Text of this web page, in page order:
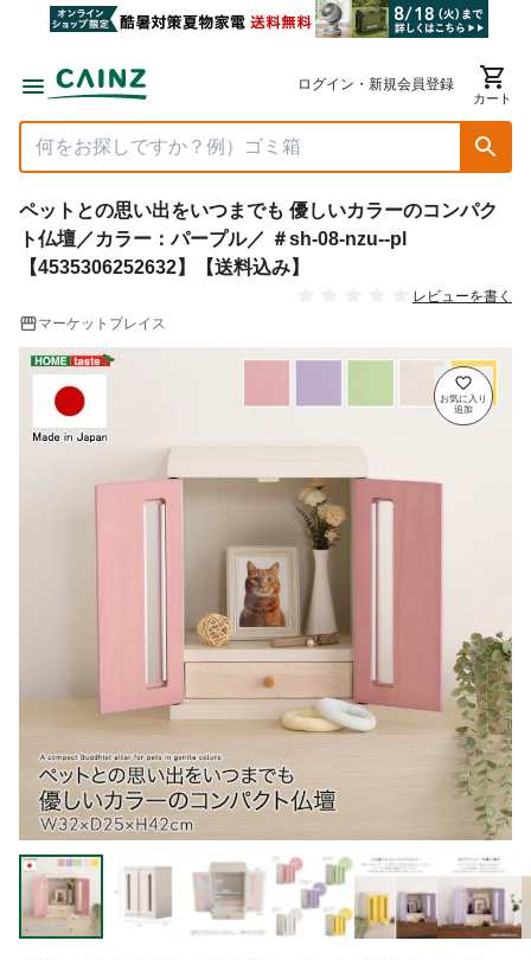
ログイン・新規会員登録
カート
ペットとの思い出をいつまでも 優しいカラーのコンパク
ト仏壇／カラー：パープル／ ＃sh-08-nzu--pl
【4535306252632】【送料込み】
レビューを書く
マーケットプレイス